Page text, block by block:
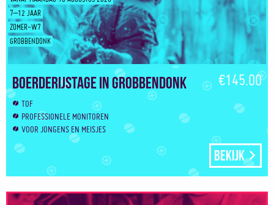
7–12 JAAR
ZOMER-W7
GROBBENDONK
Boerderijstage in Grobbendonk €145.00
TOF
PROFESSIONELE MONITOREN
VOOR JONGENS EN MEISJES
Bekijk